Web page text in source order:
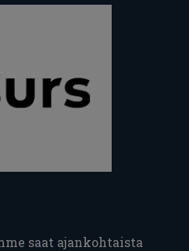
saat ajankohtaista